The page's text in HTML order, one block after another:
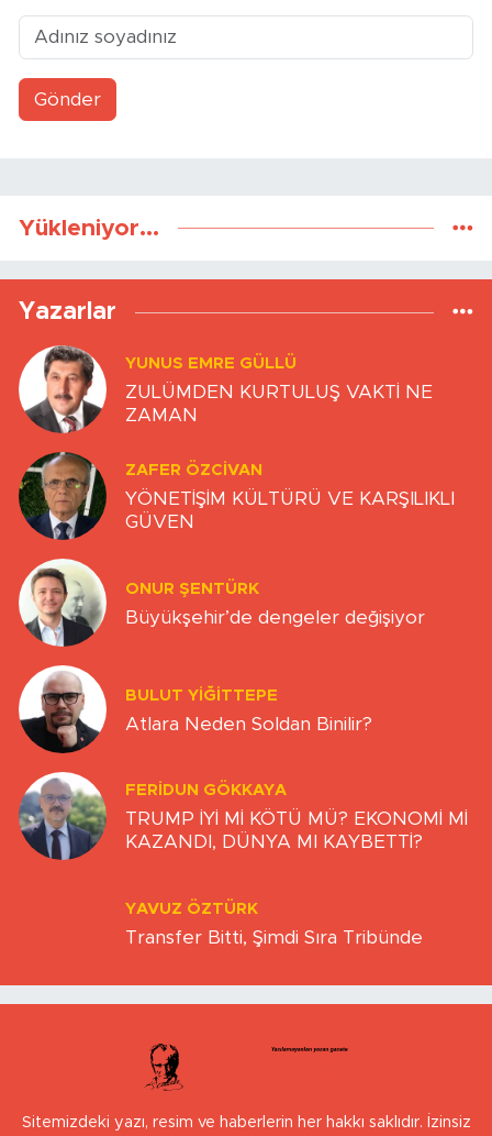
Gönder
Yükleniyor...
Yazarlar
YUNUS EMRE GÜLLÜ
ZULÜMDEN KURTULUŞ VAKTİ NE
ZAMAN
ZAFER ÖZCIVAN
YÖNETİŞİM KÜLTÜRÜ VE KARŞILIKLI
GÜVEN
ONUR ŞENTÜRK
Büyükşehir’de dengeler değişiyor
BULUT YİĞİTTEPE
Atlara Neden Soldan Binilir?
FERIDUN GÖKKAYA
TRUMP İYİ Mİ KÖTÜ MÜ? EKONOMİ Mİ
KAZANDI, DÜNYA MI KAYBETTİ?
YAVUZ ÖZTÜRK
Transfer Bitti, Şimdi Sıra Tribünde
Sitemizdeki yazı, resim ve haberlerin her hakkı saklıdır. İzinsiz